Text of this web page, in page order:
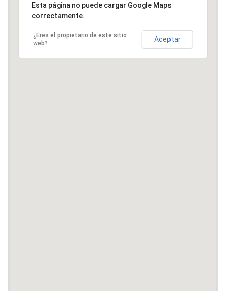
Esta página no puede cargar Google Maps
correctamente.
¿Eres el propietario de este sitio
web?
Aceptar